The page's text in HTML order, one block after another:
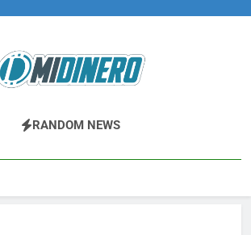
Midinero.co
Fintech, Criptomonedas
RANDOM NEWS